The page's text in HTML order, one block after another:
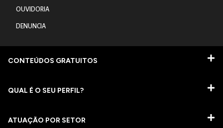
OUVIDORIA
DENUNCIA
CONTEÚDOS GRATUITOS
QUAL É O SEU PERFIL?
ATUAÇÃO POR SETOR